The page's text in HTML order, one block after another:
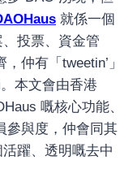
就係一個
投票、資金管
仲有「tweetin’」
本文會由香港
嘅核心功能、
參與度，仲會同其
躍、透明嘅去中